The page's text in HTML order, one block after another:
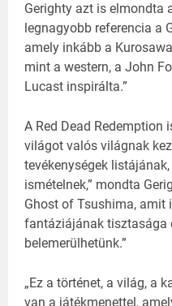
Gerighty azt is elmondta
legnagyobb referencia a
amely inkább a
mint a western, a John
Lucast inspirálta.”
A Red Dead Redemption
világot valós világnak
tevékenységek
ismételnek,” mondta
Ghost of Tsushima, amit
fantáziájának tisztasága
belemerülhetünk.”
„Ez a történet, a világ, a
van a játékmenettel,